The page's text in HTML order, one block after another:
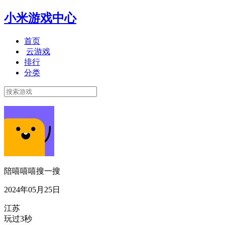
小米游戏中心
首页
云游戏
排行
分类
陪嘻嘻嘻搜一搜
2024年05月25日
江苏
玩过3秒